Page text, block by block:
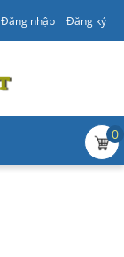
Đăng nhập Đăng ký
0